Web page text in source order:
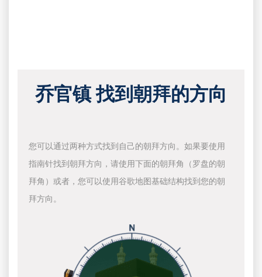
乔官镇 找到朝拜的方向
您可以通过两种方式找到自己的朝拜方向。如果要使用
指南针找到朝拜方向，请使用下面的朝拜角（罗盘的朝
拜角）或者，您可以使用谷歌地图基础结构找到您的朝
拜方向。